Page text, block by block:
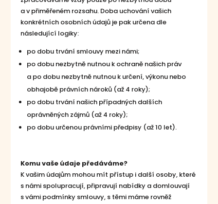
a v přiměřeném rozsahu. Doba uchování vašich
konkrétních osobních údajů je pak určena dle
následující logiky:
po dobu trvání smlouvy mezi námi;
po dobu nezbytně nutnou k ochraně našich práv
a po dobu nezbytně nutnou k určení, výkonu nebo
obhajobě právních nároků (až 4 roky);
po dobu trvání našich případných dalších
oprávněných zájmů (až 4 roky);
po dobu určenou právními předpisy (až 10 let).
Komu vaše údaje předáváme?
K vašim údajům mohou mít přístup i další osoby, které
s námi spolupracují, připravují nabídky a domlouvají
s vámi podmínky smlouvy, s těmi máme rovněž